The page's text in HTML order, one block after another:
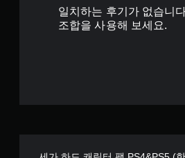
일치하는 후기가 없습니
조합을 사용해 보세요.